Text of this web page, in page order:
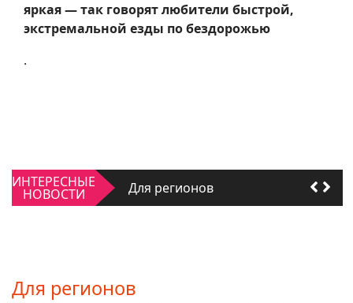
яркая — так говорят любители быстрой,
экстремальной езды по бездорожью
.
ИНТЕРЕСНЫЕ
НОВОСТИ Для регионов
Для регионов